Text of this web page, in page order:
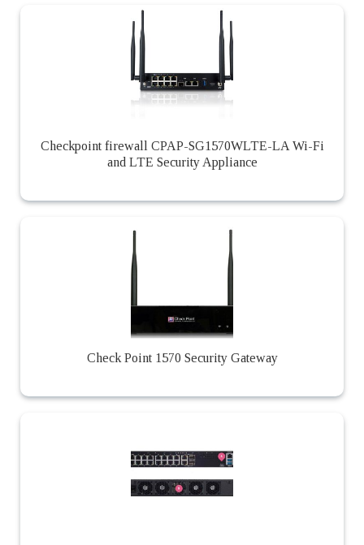
Checkpoint firewall CPAP-SG1570WLTE-LA Wi-Fi
and LTE Security Appliance
Check Point 1570 Security Gateway